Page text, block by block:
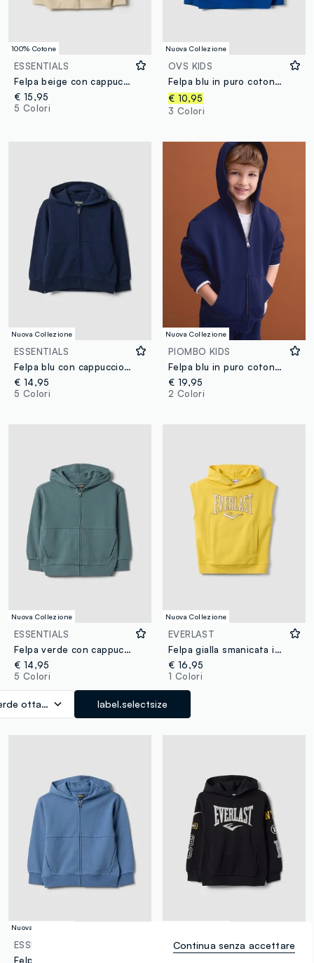
100% Cotone
ESSENTIALS
Felpa beige con cappuccio e zip da bambino in puro cotone regular fit
€ 15,95
5 Colori
Nuova Collezione
OVS KIDS
Felpa blu in puro cotone organico relaxed fit con stampa per bambino
€ 10,95
3 Colori
Nuova Collezione
ESSENTIALS
Felpa blu con cappuccio in puro cotone organico over fit per bambino
€ 14,95
5 Colori
Nuova Collezione
PIOMBO KIDS
Felpa blu in puro cotone con cappuccio regular fit per bambino
€ 19,95
2 Colori
Nuova Collezione
ESSENTIALS
Felpa verde con cappuccio in puro cotone organico over fit per bambino
€ 14,95
5 Colori
ottanio label.selectsize
Nuova Collezione
EVERLAST
Felpa gialla smanicata in puro cotone con cappuccio e logo per bambino
€ 16,95
1 Colori
Nuova Collezione
ESSENTIALS
EVERLAST
Continua senza accettare